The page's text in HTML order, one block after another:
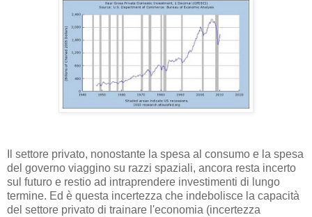
Il settore privato, nonostante la spesa al consumo e la spesa
del governo viaggino su razzi spaziali, ancora resta incerto
sul futuro e restio ad intraprendere investimenti di lungo
termine. Ed è questa incertezza che indebolisce la capacità
del settore privato di trainare l'economia (incertezza